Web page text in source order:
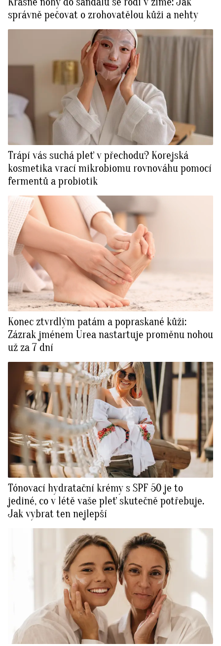
správně pečovat o zrohovatělou kůži a nehty
Trápí vás suchá pleť v přechodu? Korejská
kosmetika vrací mikrobiomu rovnováhu pomocí
fermentů a probiotik
Konec ztvrdlým patám a popraskané kůži:
Zázrak jménem Urea nastartuje proměnu nohou
už za 7 dní
Tónovací hydratační krémy s SPF 50 je to
jediné, co v létě vaše pleť skutečně potřebuje.
Jak vybrat ten nejlepší